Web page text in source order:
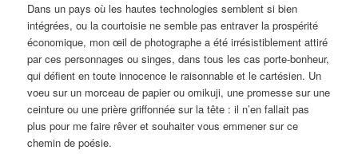
Dans un pays où les hautes technologies semblent si bien
intégrées, ou la courtoisie ne semble pas entraver la prospérité
économique, mon œil de photographe a été irrésistiblement attiré
par ces personnages ou singes, dans tous les cas porte-bonheur,
qui défient en toute innocence le raisonnable et le cartésien. Un
voeu sur un morceau de papier ou omikuji, une promesse sur une
ceinture ou une prière griffonnée sur la tête : il n’en fallait pas
plus pour me faire rêver et souhaiter vous emmener sur ce
chemin de poésie.